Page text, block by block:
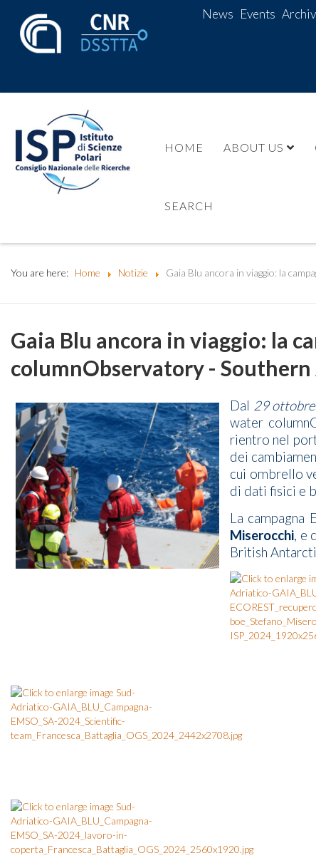
News Events
HOME ABOUT US
SEARCH
You are here: Home Notizie Gaia Blu ancora in viaggio: la
Gaia Blu ancora in viaggio: la
columnObservatory -
Dal 29
water
rientro nel
dei
cui ombrello
di dati fisici e
La
Miserocchi, e
British